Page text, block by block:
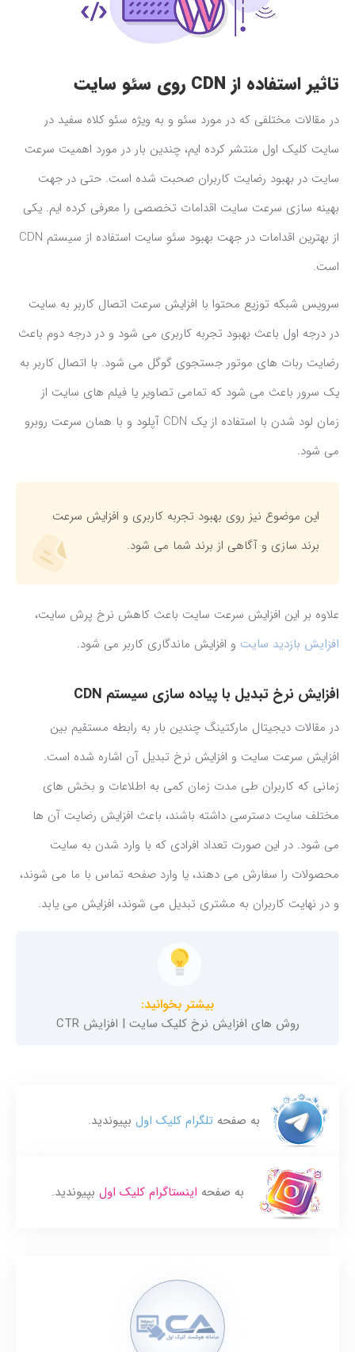
تاثیر استفاده از CDN روی سئو سایت
در مقالات مختلفی که در مورد سئو و به ویژه سئو کلاه سفید در
سایت کلیک اول منتشر کرده ایم، چندین بار در مورد اهمیت سرعت
سایت در بهبود رضایت کاربران صحبت شده است. حتی در جهت
بهینه سازی سرعت سایت اقدامات تخصصی را معرفی کرده ایم. یکی
از بهترین اقدامات در جهت بهبود سئو سایت استفاده از سیستم CDN
است.
سرویس شبکه توزیع محتوا با افزایش سرعت اتصال کاربر به سایت
در درجه اول باعث بهبود تجربه کاربری می شود و در درجه دوم باعث
رضایت ربات های موتور جستجوی گوگل می شود. با اتصال کاربر به
یک سرور باعث می شود که تمامی تصاویر یا فیلم های سایت از
زمان لود شدن با استفاده از یک CDN آپلود و با همان سرعت روبرو
می شود.
این موضوع نیز روی بهبود تجربه کاربری و افزایش سرعت
برند سازی و آگاهی از برند شما می شود.
علاوه بر این افزایش سرعت سایت باعث کاهش نرخ پرش سایت،
افزایش بازدید سایت و افزایش ماندگاری کاربر می شود.
افزایش نرخ تبدیل با پیاده سازی سیستم CDN
در مقالات دیجیتال مارکتینگ چندین بار به رابطه مستقیم بین
افزایش سرعت سایت و افزایش نرخ تبدیل آن اشاره شده است.
زمانی که کاربران طی مدت زمان کمی به اطلاعات و بخش های
مختلف سایت دسترسی داشته باشند، باعث افزایش رضایت آن ها
می شود. در این صورت تعداد افرادی که با وارد شدن به سایت
محصولات را سفارش می دهند، یا وارد صفحه تماس با ما می شوند،
و در نهایت کاربران به مشتری تبدیل می شوند، افزایش می یابد.
بیشتر بخوانید:
روش های افزایش نرخ کلیک سایت | افزایش CTR
به صفحه تلگرام کلیک اول بپیوندید.
به صفحه اینستاگرام کلیک اول بپیوندید.